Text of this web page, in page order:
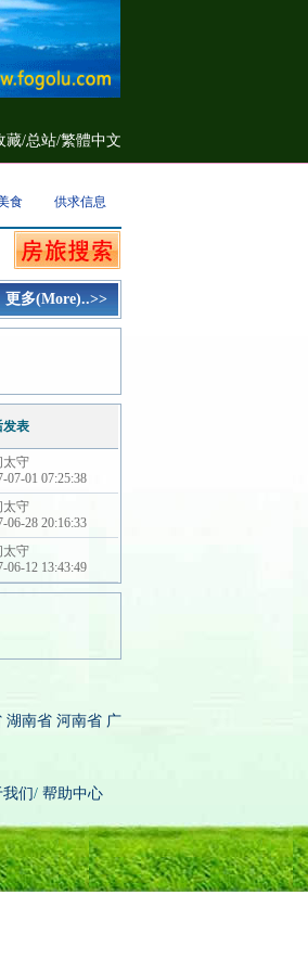
藏/总站/繁體中文
食 供求信息
更多(More)..>>
发表
太守
07-01 07:25:38
太守
06-28 20:16:33
太守
06-12 13:43:49
湖南省 河南省 广
们/帮助中心